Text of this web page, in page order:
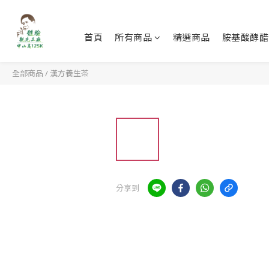
首頁 所有商品 精選商品 胺基酸酵醋
全部商品 / 漢方養生茶
分享到